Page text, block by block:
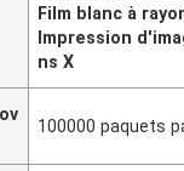
Film blanc à
Impression
ns X
100000 paquets